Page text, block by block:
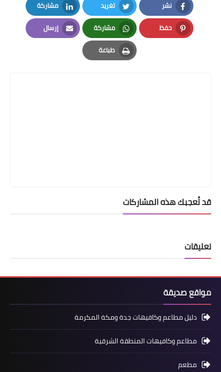
نشر
Facebook
تغريد
Twitter
مشاركة
LinkedIn
حفظ
Pinterest
مشاركة
Whatsapp
إرسال
Email
طباعة
Print
قد تُعجبك هذه المشاركات
تعليقات
مواقع صديقة
دليل مطاعم وكافيهات جدة ومكة المكرمة
مطاعم وكافيهات المنطقة الشرقية
مطعم